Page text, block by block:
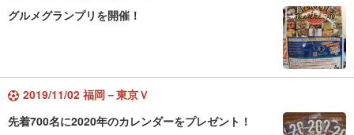
グルメグランプリを開催！
2019/11/02 福岡－東京Ｖ
先着700名に2020年のカレンダーをプレゼント！